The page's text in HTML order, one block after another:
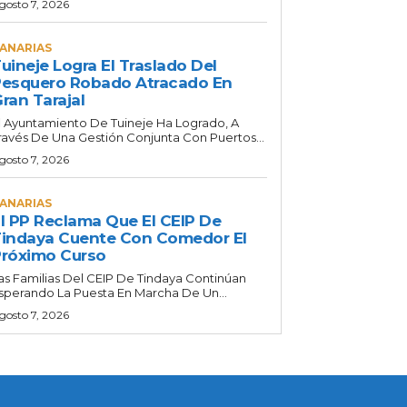
7, 2026
Logra El Traslado Del
Robado Atracado En
Tarajal
Ayuntamiento De Tuineje Ha Logrado, A
De Una Gestión Conjunta Con Puertos...
7, 2026
PP Reclama Que El CEIP De
Cuente Con Comedor El
Curso
Familias Del CEIP De Tindaya Continúan
La Puesta En Marcha De Un...
7, 2026